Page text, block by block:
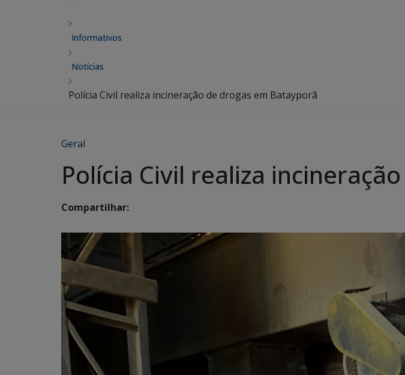
Informativos
Notícias
Polícia Civil realiza incineração de drogas em Batayporã
Geral
Polícia Civil realiza
Compartilhar: